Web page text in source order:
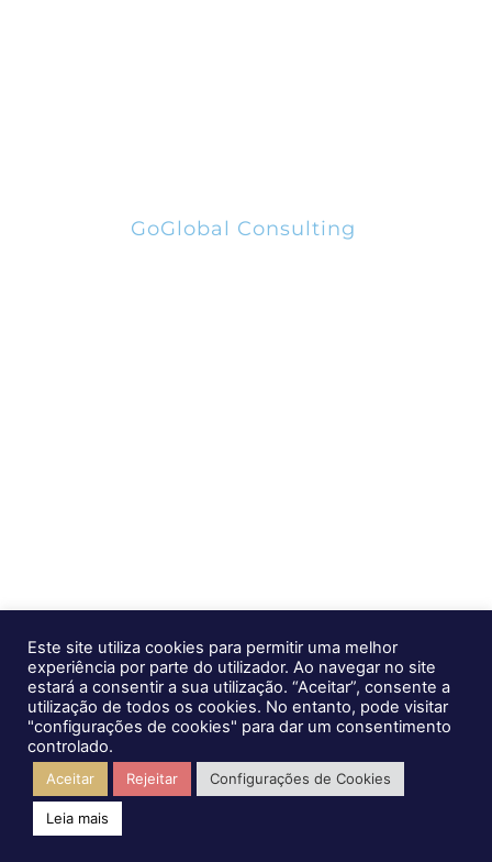
GoGlobal Consulting
Co-Financiado por
Política de Privacidade
Este site utiliza cookies para permitir uma melhor
experiência por parte do utilizador. Ao navegar no site
estará a consentir a sua utilização. “Aceitar”, consente a
utilização de todos os cookies. No entanto, pode visitar
"configurações de cookies" para dar um consentimento
controlado.
Aceitar Rejeitar Configurações de Cookies
Leia mais